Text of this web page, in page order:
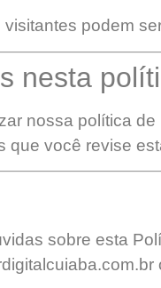
visitantes podem
nesta
nossa política
que você revise
sobre esta